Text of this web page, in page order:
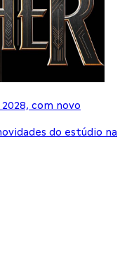
com novo
do estúdio na